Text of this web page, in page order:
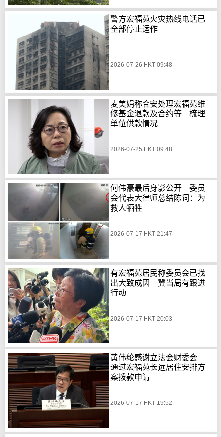
警方宏福苑火灾热线电话已
全部停止运作
2026-07-26 HKT 09:48
麦美娟称合安处理宏福苑维
修基金退款及合约等 梳理
单位供款情况
2026-07-25 HKT 09:48
何伟豪最后身影公开 委员
会代表大律师总结陈词：为
救人牺牲
2026-07-17 HKT 21:47
有宏福苑居民称委员会已找
出大致成因 冀当局有跟进
行动
2026-07-17 HKT 20:03
黄伟纶感谢立法会财委会
通过宏福苑长远居住安排方
案拨款申请
2026-07-17 HKT 19:52